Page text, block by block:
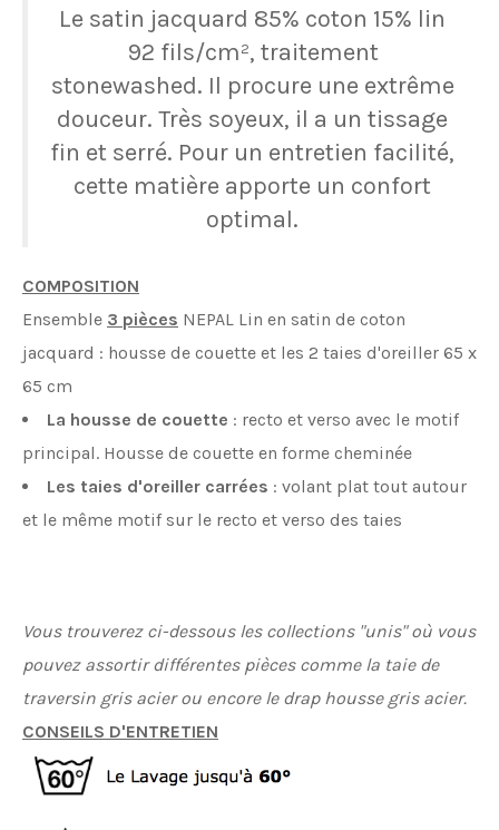
Le satin jacquard 85% coton 15% lin
92 fils/cm², traitement
stonewashed. Il procure une extrême
douceur. Très soyeux, il a un tissage
fin et serré. Pour un entretien facilité,
cette matière apporte un confort
optimal.
COMPOSITION
Ensemble 3 pièces NEPAL Lin en satin de coton
jacquard : housse de couette et les 2 taies d'oreiller 65 x
65 cm
La housse de couette : recto et verso avec le motif
principal. Housse de couette en forme cheminée
Les taies d'oreiller carrées : volant plat tout autour
et le même motif sur le recto et verso des taies
Vous trouverez ci-dessous les collections "unis" où vous
pouvez assortir différentes pièces comme la taie de
traversin gris acier ou encore le drap housse gris acier.
CONSEILS D'ENTRETIEN